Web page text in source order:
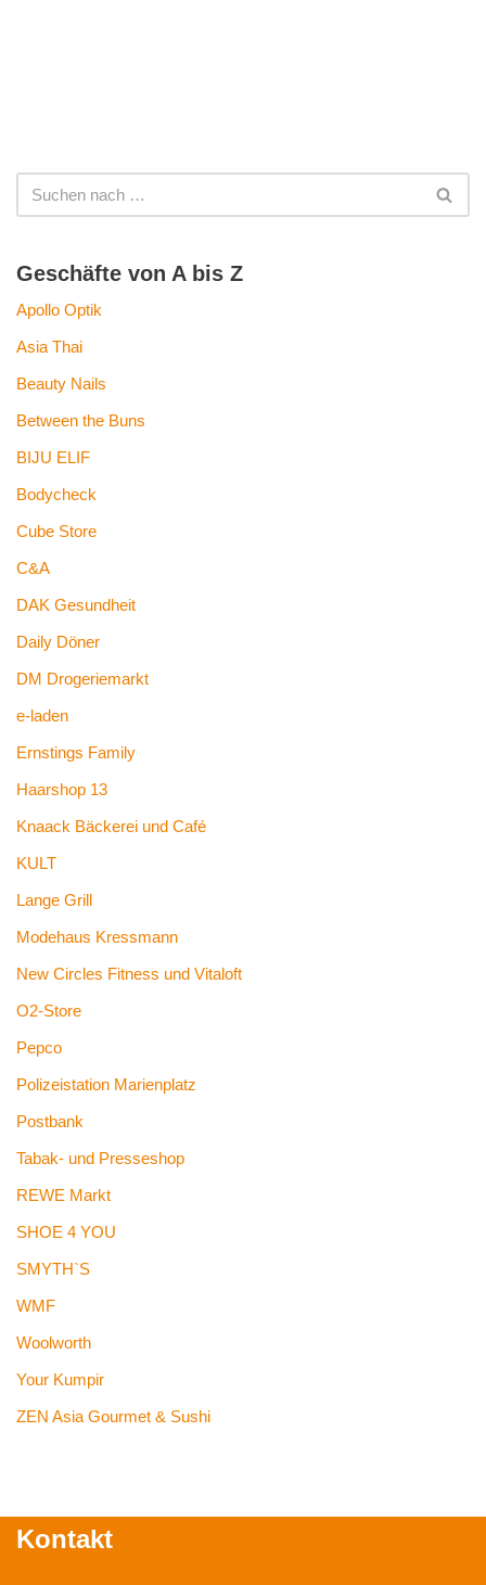
Geschäfte von A bis Z
Apollo Optik
Asia Thai
Beauty Nails
Between the Buns
BIJU ELIF
Bodycheck
Cube Store
C&A
DAK Gesundheit
Daily Döner
DM Drogeriemarkt
e-laden
Ernstings Family
Haarshop 13
Knaack Bäckerei und Café
KULT
Lange Grill
Modehaus Kressmann
New Circles Fitness und Vitaloft
O2-Store
Pepco
Polizeistation Marienplatz
Postbank
Tabak- und Presseshop
REWE Markt
SHOE 4 YOU
SMYTH`S
WMF
Woolworth
Your Kumpir
ZEN Asia Gourmet & Sushi
Kontakt